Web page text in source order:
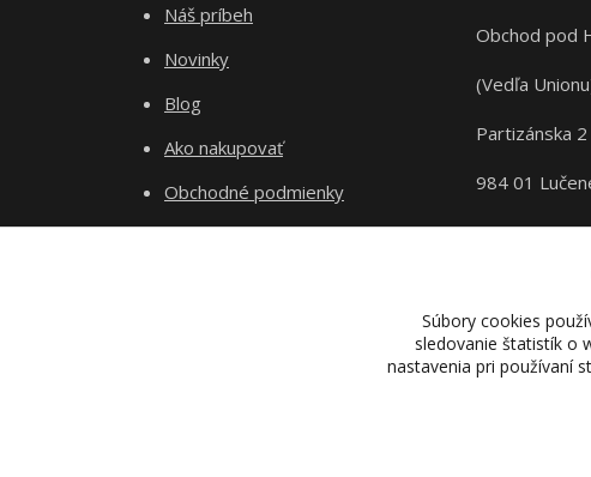
Náš príbeh
Novinky
Blog
Ako nakupovať
Obchodné podmienky
Obchod pod
(Vedľa
Partizánska 2
984 01
Súbory cookies
sledovanie štatistík o
nastavenia pri používaní